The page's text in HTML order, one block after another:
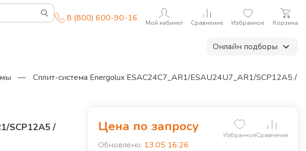
8 (800) 600-90-16 Мой кабинет Сравнение Избранное Корзина
Онлайн подборы
—
Сплит-система Energolux ESAC24C7_AR1/ESAU24U7_AR1/SCP12A5 /
SCP12A5 /
Цена по запросу
ИзбранноеСравнение
Обновлено: 13.05 16:26